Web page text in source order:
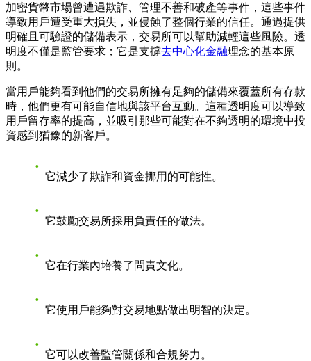
加密貨幣市場曾遭遇欺詐、管理不善和破產等事件，這些事件
導致用戶遭受重大損失，並侵蝕了整個行業的信任。通過提供
明確且可驗證的儲備表示，交易所可以幫助減輕這些風險。透
明度不僅是監管要求；它是支撐去中心化金融理念的基本原
則。
當用戶能夠看到他們的交易所擁有足夠的儲備來覆蓋所有存款
時，他們更有可能自信地與該平台互動。這種透明度可以導致
用戶留存率的提高，並吸引那些可能對在不夠透明的環境中投
資感到猶豫的新客戶。
它減少了欺詐和資金挪用的可能性。
它鼓勵交易所採用負責任的做法。
它在行業內培養了問責文化。
它使用戶能夠對交易地點做出明智的決定。
它可以改善監管關係和合規努力。